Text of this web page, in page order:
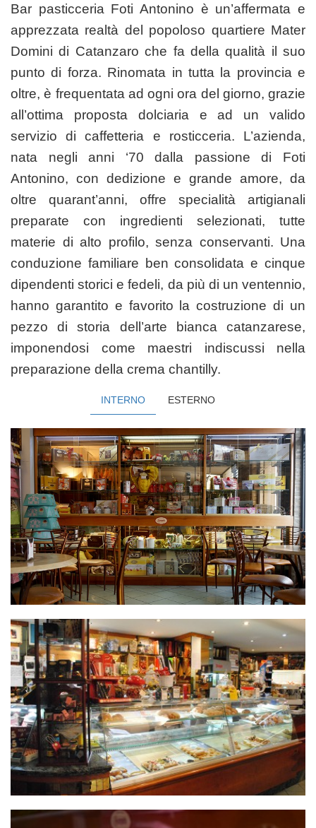
Bar pasticceria Foti Antonino è un’affermata e
apprezzata realtà del popoloso quartiere Mater
Domini di Catanzaro che fa della qualità il suo
punto di forza. Rinomata in tutta la provincia e
oltre, è frequentata ad ogni ora del giorno, grazie
all’ottima proposta dolciaria e ad un valido
servizio di caffetteria e rosticceria. L’azienda,
nata negli anni ‘70 dalla passione di Foti
Antonino, con dedizione e grande amore, da
oltre quarant’anni, offre specialità artigianali
preparate con ingredienti selezionati, tutte
materie di alto profilo, senza conservanti. Una
conduzione familiare ben consolidata e cinque
dipendenti storici e fedeli, da più di un ventennio,
hanno garantito e favorito la costruzione di un
pezzo di storia dell’arte bianca catanzarese,
imponendosi come maestri indiscussi nella
preparazione della crema chantilly.
INTERNO ESTERNO